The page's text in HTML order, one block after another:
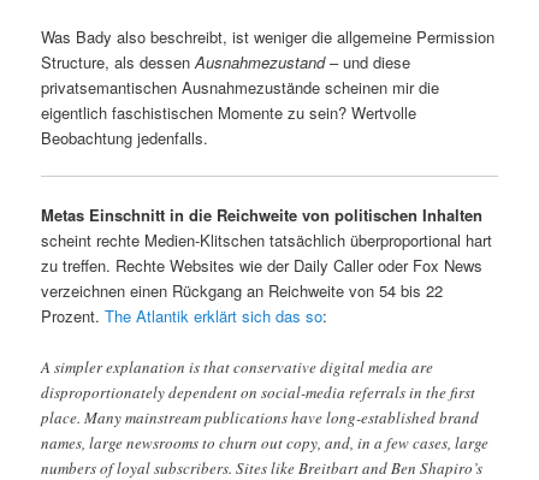
Was Bady also beschreibt, ist weniger die allgemeine Permission
Structure, als dessenAusnahmezustand– und diese
privatsemantischen Ausnahmezustände scheinen mir die
eigentlich faschistischen Momente zu sein? Wertvolle
Beobachtung jedenfalls.
Metas Einschnitt in die Reichweite von politischen Inhalten
scheint rechte Medien-Klitschen tatsächlich überproportional hart
zu treffen. Rechte Websites wie der Daily Caller oder Fox News
verzeichnen einen Rückgang an Reichweite von 54 bis 22
Prozent.The Atlantik erklärt sich das so:
A simpler explanation is that conservative digital media are
disproportionately dependent on social-media referrals in the first
place. Many mainstream publications have long-established brand
names, large newsrooms to churn out copy, and, in a few cases, large
numbers of loyal subscribers. Sites like Breitbart and Ben Shapiro’s